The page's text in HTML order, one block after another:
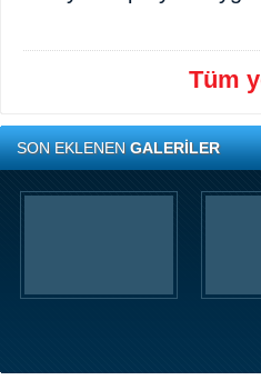
Tüm
SON EKLENENGALERİLER